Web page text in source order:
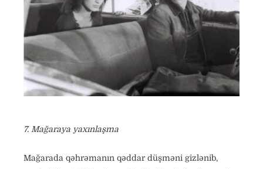
7. Mağaraya yaxınlaşma
Mağarada qəhrəmanın qəddar düşməni gizlənib,